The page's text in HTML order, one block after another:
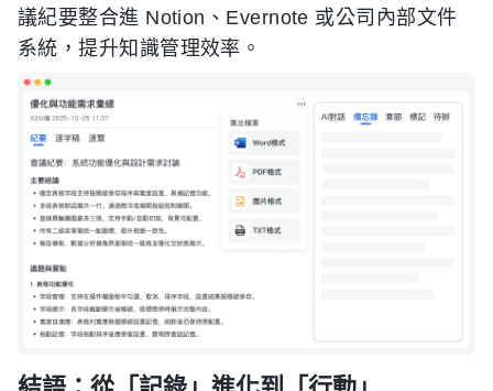
議紀要整合進 Notion、Evernote 或公司內部文件
系統，提升知識管理效率。